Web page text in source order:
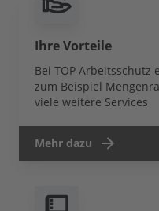
Ihre Vorteile
Bei TOP Arbeitsschutz
zum Beispiel
viele weitere Services
Mehr dazu